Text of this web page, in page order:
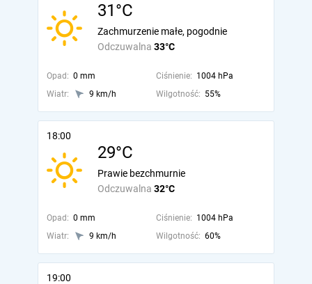
31°C
Odczuwalna 33°C
Zachmurzenie małe, pogodnie
Opad: 0 mm Ciśnienie: 1004 hPa
Wiatr:
9 km/h Wilgotność: 55%
18:00
29°C
Odczuwalna 32°C
Prawie bezchmurnie
Opad: 0 mm Ciśnienie: 1004 hPa
Wiatr:
9 km/h Wilgotność: 60%
19:00